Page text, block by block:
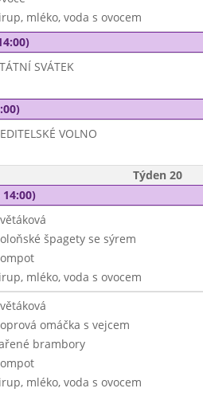
mléko, voda s ovocem
SVÁTEK
VOLNO
Týden 20
špagety se sýrem
mléko, voda s ovocem
omáčka s vejcem
brambory
mléko, voda s ovocem